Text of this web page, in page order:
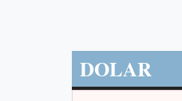
DOLAR